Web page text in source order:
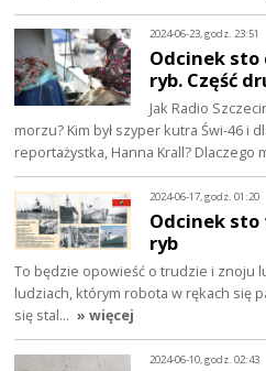
2024-06-23, godz. 23:51
Odcinek sto
ryb. Część
Jak Radio
morzu? Kim był szyper kutra Świ-46 i
reportażystka, Hanna Krall? Dlaczego
2024-06-17, godz. 01:20
Odcinek sto
ryb
To będzie opowieść o trudzie i znoju
ludziach, którym robota w rękach się
się stal… » więcej
2024-06-10, godz. 02:43